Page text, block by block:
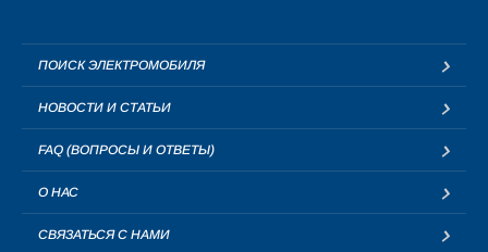
ПОИСК ЭЛЕКТРОМОБИЛЯ
НОВОСТИ И СТАТЬИ
FAQ (ВОПРОСЫ И ОТВЕТЫ)
О НАС
СВЯЗАТЬСЯ С НАМИ